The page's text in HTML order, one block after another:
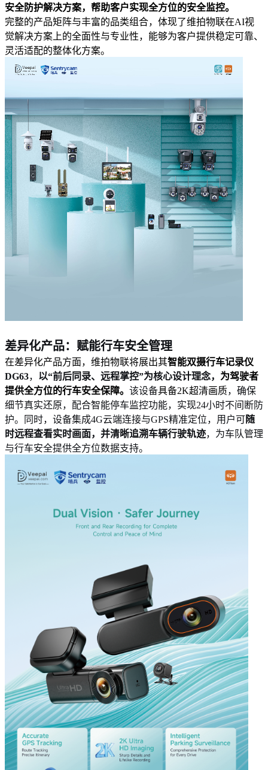
安全防护解决方案，帮助客户实现全方位的安全监控。
完整的产品矩阵与丰富的品类组合，体现了维拍物联在AI视
觉解决方案上的全面性与专业性，能够为客户提供稳定可靠、
灵活适配的整体化方案。
差异化产品：赋能行车安全管理
在差异化产品方面，维拍物联将展出其智能双摄行车记录仪
DG63， 以“前后同录、远程掌控”为核心设计理念， 为驾驶者
提供全方位的行车安全保障。 该设备具备2K超清画质，确保
细节真实还原，配合智能停车监控功能，实现24小时不间断防
护。同时，设备集成4G云端连接与GPS精准定位，用户可随
时远程查看实时画面，并清晰追溯车辆行驶轨迹，为车队管理
与行车安全提供全方位数据支持。